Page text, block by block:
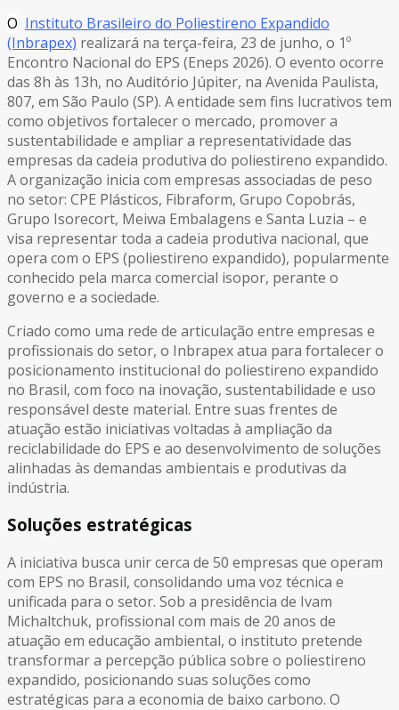
O Instituto Brasileiro do Poliestireno Expandido
(Inbrapex) realizará na terça-feira, 23 de junho, o 1º
Encontro Nacional do EPS (Eneps 2026). O evento ocorre
das 8h às 13h, no Auditório Júpiter, na Avenida Paulista,
807, em São Paulo (SP). A entidade sem fins lucrativos tem
como objetivos fortalecer o mercado, promover a
sustentabilidade e ampliar a representatividade das
empresas da cadeia produtiva do poliestireno expandido.
A organização inicia com empresas associadas de peso
no setor: CPE Plásticos, Fibraform, Grupo Copobrás,
Grupo Isorecort, Meiwa Embalagens e Santa Luzia – e
visa representar toda a cadeia produtiva nacional, que
opera com o EPS (poliestireno expandido), popularmente
conhecido pela marca comercial isopor, perante o
governo e a sociedade.
Criado como uma rede de articulação entre empresas e
profissionais do setor, o Inbrapex atua para fortalecer o
posicionamento institucional do poliestireno expandido
no Brasil, com foco na inovação, sustentabilidade e uso
responsável deste material. Entre suas frentes de
atuação estão iniciativas voltadas à ampliação da
reciclabilidade do EPS e ao desenvolvimento de soluções
alinhadas às demandas ambientais e produtivas da
indústria.
Soluções estratégicas
A iniciativa busca unir cerca de 50 empresas que operam
com EPS no Brasil, consolidando uma voz técnica e
unificada para o setor. Sob a presidência de Ivam
Michaltchuk, profissional com mais de 20 anos de
atuação em educação ambiental, o instituto pretende
transformar a percepção pública sobre o poliestireno
expandido, posicionando suas soluções como
estratégicas para a economia de baixo carbono. O